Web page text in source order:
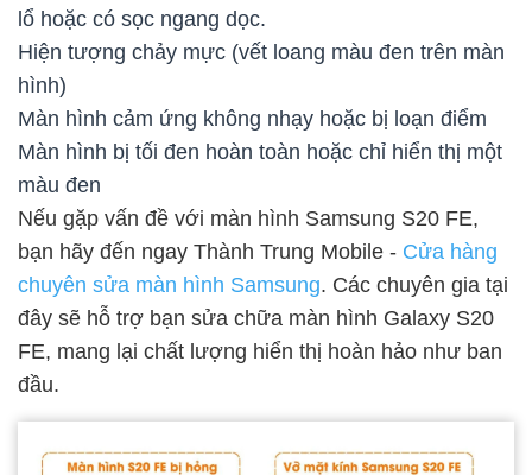
lổ hoặc có sọc ngang dọc.
Hiện tượng chảy mực (vết loang màu đen trên màn
hình)
Màn hình cảm ứng không nhạy hoặc bị loạn điểm
Màn hình bị tối đen hoàn toàn hoặc chỉ hiển thị một
màu đen
Nếu gặp vấn đề với màn hình Samsung S20 FE,
bạn hãy đến ngay Thành Trung Mobile - Cửa hàng
chuyên sửa màn hình Samsung. Các chuyên gia tại
đây sẽ hỗ trợ bạn sửa chữa màn hình Galaxy S20
FE, mang lại chất lượng hiển thị hoàn hảo như ban
đầu.